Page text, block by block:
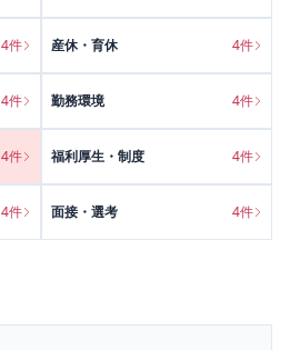
4件 産休・育休 4件
4件 勤務環境 4件
4件 福利厚生・制度 4件
4件 面接・選考 4件